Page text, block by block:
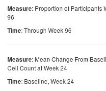
Measure: Proportion of Participants
96
Time: Through Week 96
Measure: Mean Change From
Cell Count at Week 24
Time: Baseline, Week 24